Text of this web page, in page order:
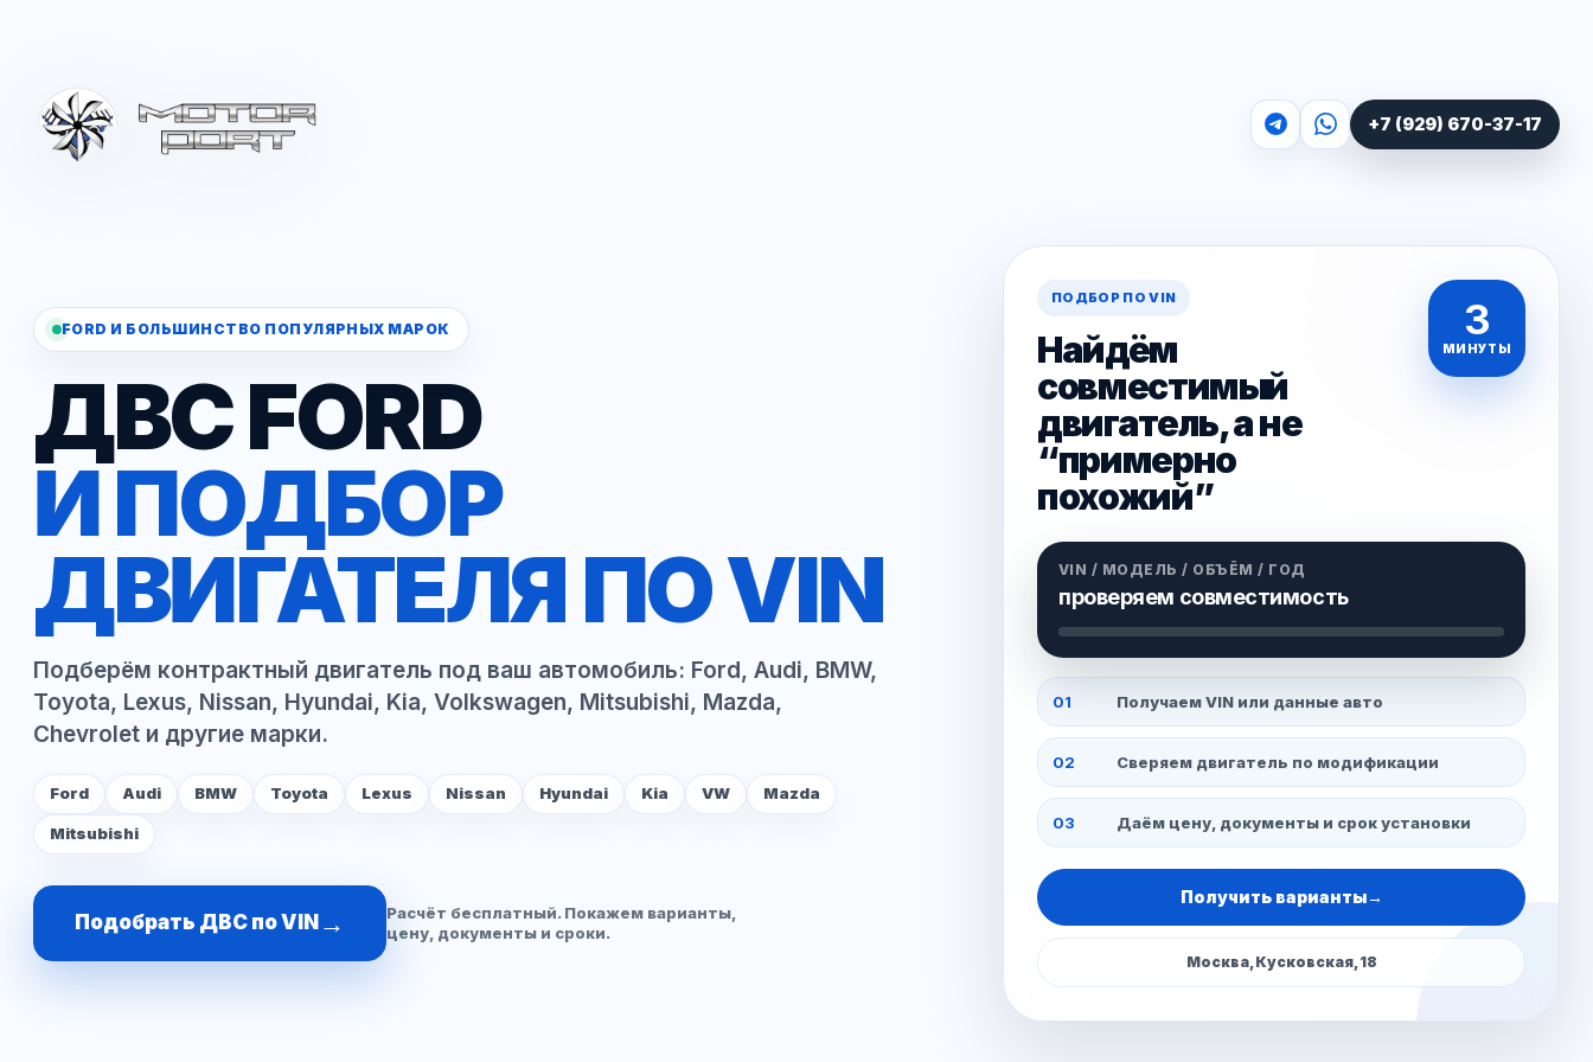
+7 (929) 670-37-17
FORD И БОЛЬШИНСТВО ПОПУЛЯРНЫХ МАРОК
ДВС FORD
И ПОДБОР
ДВИГАТЕЛЯ ПО VIN
Подберём контрактный двигатель под ваш автомобиль: Ford, Audi, BMW,
Toyota, Lexus, Nissan, Hyundai, Kia, Volkswagen, Mitsubishi, Mazda,
Chevrolet и другие марки.
Ford Audi BMW Toyota Lexus Nissan Hyundai Kia VW Mazda
Mitsubishi
Подобрать ДВС по VIN →
Расчёт бесплатный. Покажем варианты,
цену, документы и сроки.
ПОДБОР ПО VIN
Найдём
совместимый
двигатель, а не
“примерно
похожий”
3
МИНУТЫ
VIN / МОДЕЛЬ / ОБЪЁМ / ГОД
проверяем совместимость
01 Получаем VIN или данные авто
02 Сверяем двигатель по модификации
03 Даём цену, документы и срок установки
Получить варианты→
Москва, Кусковская, 18